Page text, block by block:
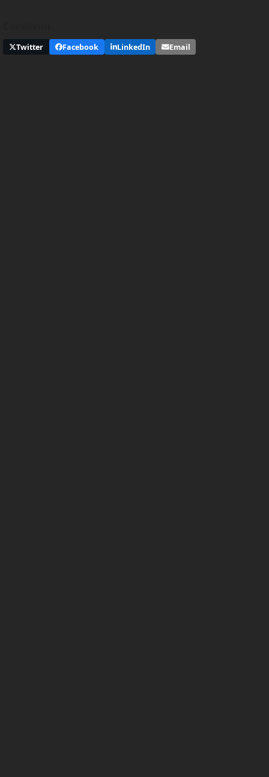
Twitter Facebook LinkedIn Email